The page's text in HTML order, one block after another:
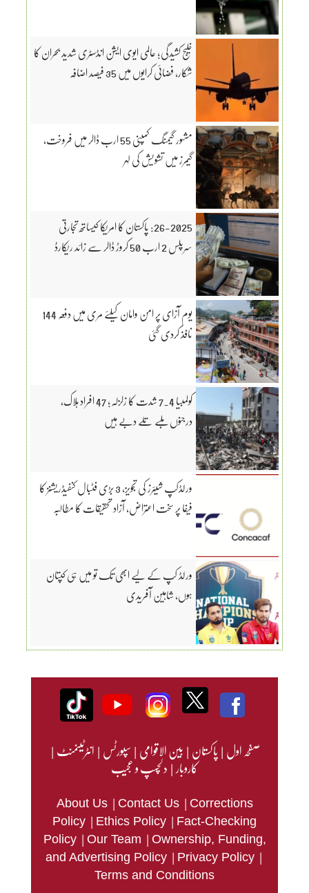
خلیج کشیدگی؛ عالمی ایوی ایشن انڈسٹری شدید بحران کا
شکار، فضائی کرایوں میں 35 فیصد اضافہ
مشہور گیمنگ کمپنی 55 ارب ڈالر میں فروخت،
گیمرز میں تشویش کی لہر
26-2025: پاکستان کا امریکا کیساتھ تجارتی
سرپلس 2 ارب 50 کروڑ ڈالر سے زائد ریکارڈ
یوم آزای پر امن وامان کیلئے مری میں دفعہ 144
نافذ کردی گئی
کولمبیا 7.4 شدت کا زلزلہ؛ 47 افراد ہلاک،
درجنوں ملبے تلے دبے ہیں
ورلڈکپ شیئرز کی تجویز، 3 بڑی فٹبال کنفیڈریشنز کا
فیفا پر سخت اعتراض، آزاد تحقیقات کا مطالبہ
ورلڈ کپ کے لیے ابھی تک تو میں ہی کپتان
ہوں، شاہین آفریدی
صفحہ اول|پاکستان|بین الاقوامی|سپورٹس|انٹرٹینمنٹ|
کاروبار|دلچسپ و عجیب
About Us | Contact Us | Corrections
Policy | Ethics Policy | Fact-Checking
Policy | Our Team | Ownership, Funding,
and Advertising Policy | Privacy Policy |
Terms and Conditions